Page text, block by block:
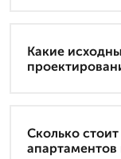
Какие
Сколько
апартаментов